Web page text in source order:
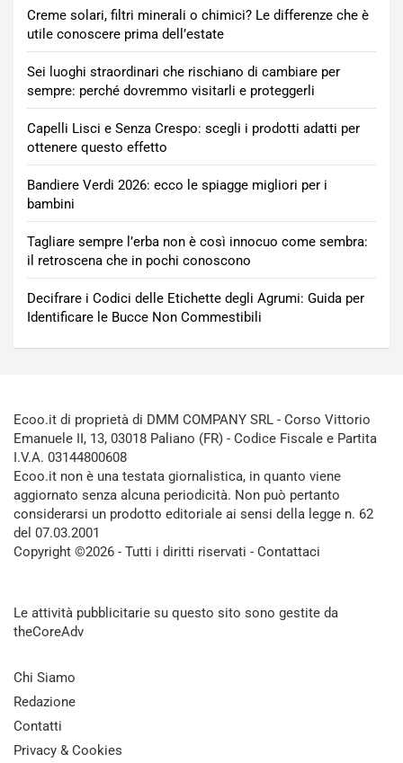
Creme solari, filtri minerali o chimici? Le differenze che è
utile conoscere prima dell’estate
Sei luoghi straordinari che rischiano di cambiare per
sempre: perché dovremmo visitarli e proteggerli
Capelli Lisci e Senza Crespo: scegli i prodotti adatti per
ottenere questo effetto
Bandiere Verdi 2026: ecco le spiagge migliori per i
bambini
Tagliare sempre l’erba non è così innocuo come sembra:
il retroscena che in pochi conoscono
Decifrare i Codici delle Etichette degli Agrumi: Guida per
Identificare le Bucce Non Commestibili
Ecoo.it di proprietà di DMM COMPANY SRL - Corso Vittorio
Emanuele II, 13, 03018 Paliano (FR) - Codice Fiscale e Partita
I.V.A. 03144800608
Ecoo.it non è una testata giornalistica, in quanto viene
aggiornato senza alcuna periodicità. Non può pertanto
considerarsi un prodotto editoriale ai sensi della legge n. 62
del 07.03.2001
Copyright ©2026 - Tutti i diritti riservati - Contattaci
Le attività pubblicitarie su questo sito sono gestite da
theCoreAdv
Chi Siamo
Redazione
Contatti
Privacy & Cookies